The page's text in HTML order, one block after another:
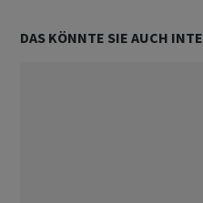
DAS KÖNNTE SIE AUCH